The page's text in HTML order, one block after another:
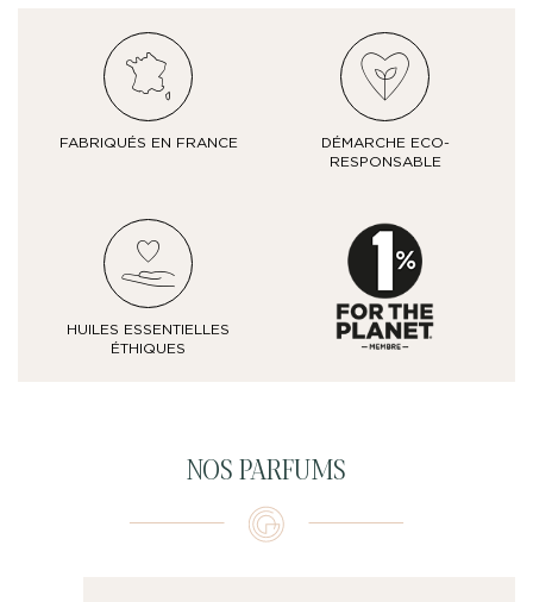
FABRIQUÉS EN FRANCE
DÉMARCHE ECO-
RESPONSABLE
HUILES ESSENTIELLES
ÉTHIQUES
NOS PARFUMS